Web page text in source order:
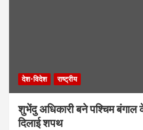
देश-विदेश राष्ट्रीय
शुभेंदु अधिकारी बने पश्चिम बंगाल
दिलाई शपथ